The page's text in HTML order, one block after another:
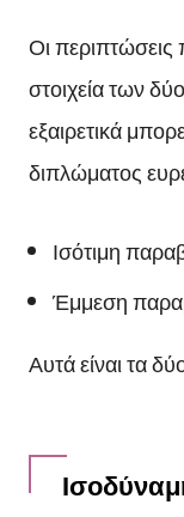
Οι περιπτώσεις
στοιχεία των
εξαιρετικά
διπλώματος
Ισότιμη
Έμμεση
Αυτά είναι τα